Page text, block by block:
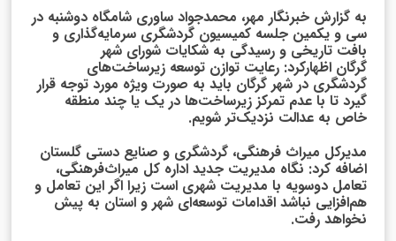
به گزارش خبرنگار مهر، محمدجواد ساوری شامگاه دوشنبه در
سی و یکمین جلسه کمیسیون گردشگری سرمایه‌گذاری و
بافت تاریخی و رسیدگی به شکایات شورای شهر
گرگان اظهارکرد: رعایت توازن توسعه زیرساخت‌های
گردشگری در شهر گرگان باید به صورت ویژه مورد توجه قرار
گیرد تا با عدم تمرکز زیرساخت‌ها در یک یا چند منطقه
خاص به عدالت نزدیک‌تر شویم.
مدیرکل میراث فرهنگی، گردشگری و صنایع دستی گلستان
اضافه کرد: نگاه مدیریت جدید اداره کل میراث‌فرهنگی،
تعامل دوسویه با مدیریت شهری است زیرا اگر این تعامل و
هم‌افزایی نباشد اقدامات توسعه‌ای شهر و استان به پیش
نخواهد رفت.